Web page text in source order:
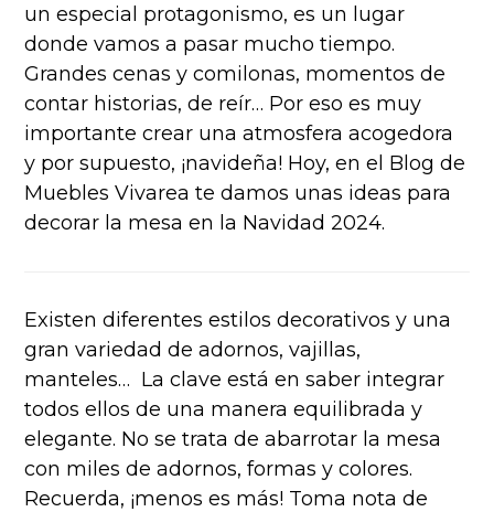
un especial protagonismo, es un lugar
donde vamos a pasar mucho tiempo.
Grandes cenas y comilonas, momentos de
contar historias, de reír… Por eso es muy
importante crear una atmosfera acogedora
y por supuesto, ¡navideña! Hoy, en el Blog de
Muebles Vivarea te damos unas ideas para
decorar la mesa en la Navidad 2024.
Existen diferentes estilos decorativos y una
gran variedad de adornos, vajillas,
manteles… La clave está en saber integrar
todos ellos de una manera equilibrada y
elegante. No se trata de abarrotar la mesa
con miles de adornos, formas y colores.
Recuerda, ¡menos es más! Toma nota de